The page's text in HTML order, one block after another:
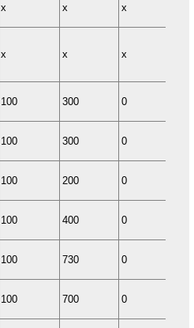
x x x
x x x
100 300 0
100 300 0
100 200 0
100 400 0
100 730 0
100 700 0